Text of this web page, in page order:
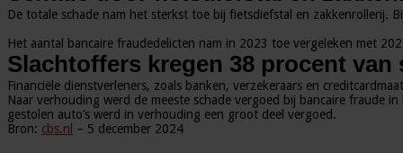
De totale schade nam het sterkst toe bij fietsdiefstal en zakkenrollerij.
Het aantal bancaire fraudedelicten nam in 2023 toe vergeleken met
Slachtoffers kregen 38 procent van
Financiële dienstverleners, zoals banken, verzekeraars en
Naar verhouding werd de meeste schade vergoed bij bancaire fraude
gestolen auto’s werd in verhouding een groot deel vergoed.
Bron: cbs.nl – 5 december 2024